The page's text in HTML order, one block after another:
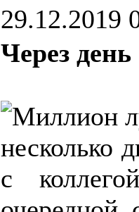
29.12.2019
Через
несколько
с